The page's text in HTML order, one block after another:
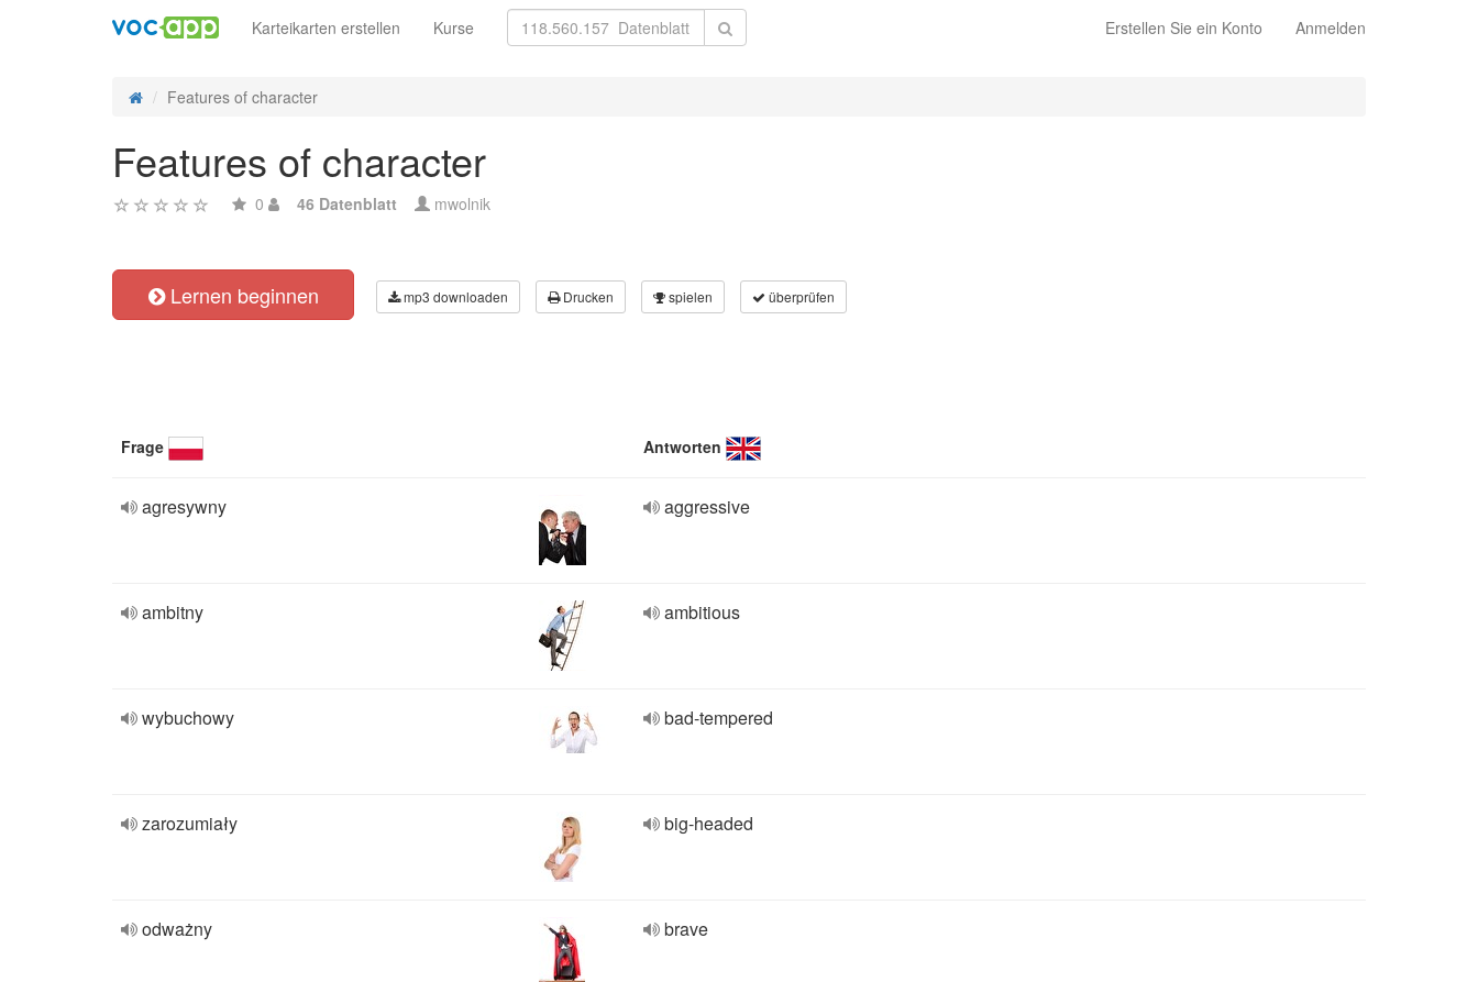
Erstellen Sie ein Konto Anmelden
Karteikarten erstellen Kurse
Features of character
Features of character
0 46 Datenblatt mwolnik
Lernen beginnen mp3 downloaden Drucken spielen überprüfen
Frage Antworten
agresywny aggressive
ambitny ambitious
wybuchowy bad-tempered
zarozumiały big-headed
odważny brave